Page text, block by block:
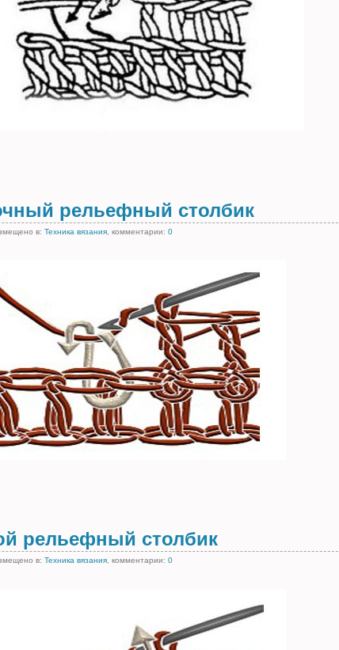
рельефный столбик
в: Техника вязания , комментарии: 0
рельефный столбик
в: Техника вязания , комментарии: 0